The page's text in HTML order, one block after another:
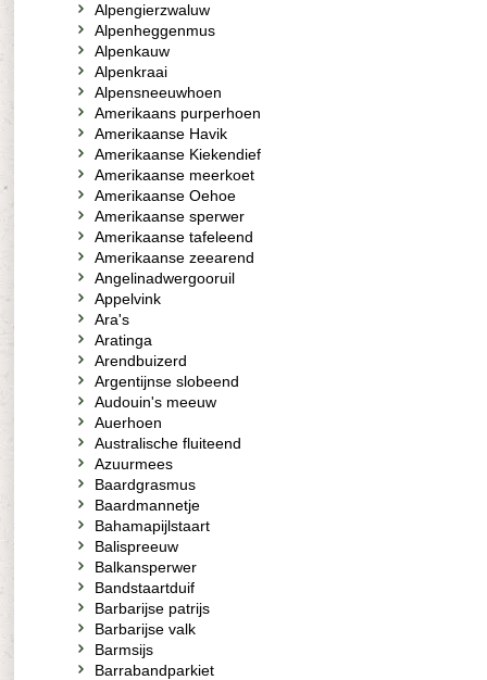
Alpengierzwaluw
Alpenheggenmus
Alpenkauw
Alpenkraai
Alpensneeuwhoen
Amerikaans purperhoen
Amerikaanse Havik
Amerikaanse Kiekendief
Amerikaanse meerkoet
Amerikaanse Oehoe
Amerikaanse sperwer
Amerikaanse tafeleend
Amerikaanse zeearend
Angelinadwergooruil
Appelvink
Ara's
Aratinga
Arendbuizerd
Argentijnse slobeend
Audouin's meeuw
Auerhoen
Australische fluiteend
Azuurmees
Baardgrasmus
Baardmannetje
Bahamapijlstaart
Balispreeuw
Balkansperwer
Bandstaartduif
Barbarijse patrijs
Barbarijse valk
Barmsijs
Barrabandparkiet